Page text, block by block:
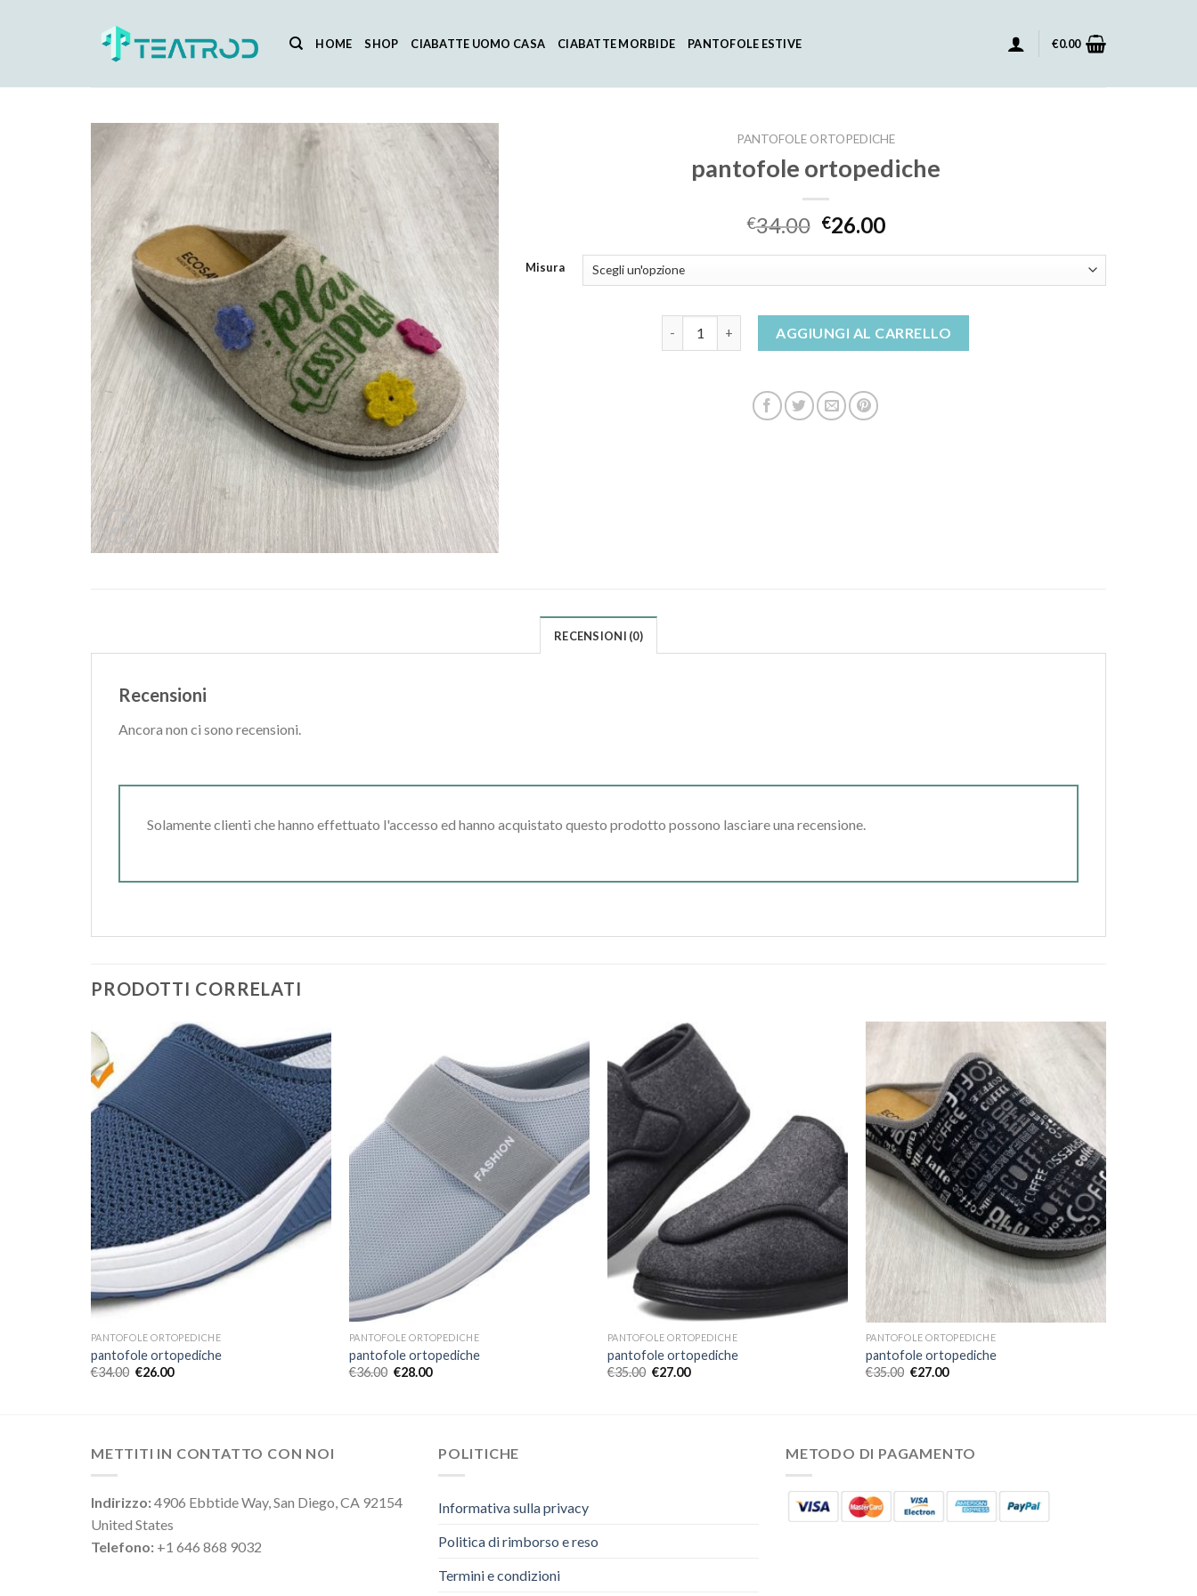
HOME SHOP CIABATTE UOMO CASA CIABATTE MORBIDE PANTOFOLE ESTIVE €0.00
PANTOFOLE ORTOPEDICHE
pantofole ortopediche
€34.00 €26.00
Misura
AGGIUNGI AL CARRELLO
RECENSIONI (0)
Recensioni
Ancora non ci sono recensioni.
Solamente clienti che hanno effettuato l'accesso ed hanno acquistato questo prodotto possono lasciare una recensione.
PRODOTTI CORRELATI
PANTOFOLE ORTOPEDICHE
pantofole ortopediche
€34.00 €26.00
PANTOFOLE ORTOPEDICHE
pantofole ortopediche
€36.00 €28.00
PANTOFOLE ORTOPEDICHE
pantofole ortopediche
€35.00 €27.00
PANTOFOLE ORTOPEDICHE
pantofole ortopediche
€35.00 €27.00
METTITI IN CONTATTO CON NOI
Indirizzo:4906 Ebbtide Way, San Diego, CA 92154
United States
Telefono: +1 646 868 9032
POLITICHE
Informativa sulla privacy
Politica di rimborso e reso
Termini e condizioni
METODO DI PAGAMENTO